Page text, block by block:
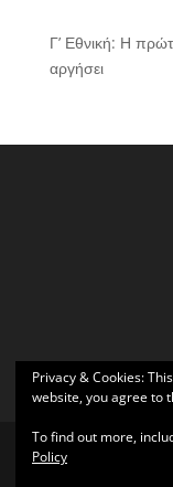
Γ’ Εθνική: Η
αργήσει
Privacy & Cookies:
website, you agree to
To find out more,
Policy